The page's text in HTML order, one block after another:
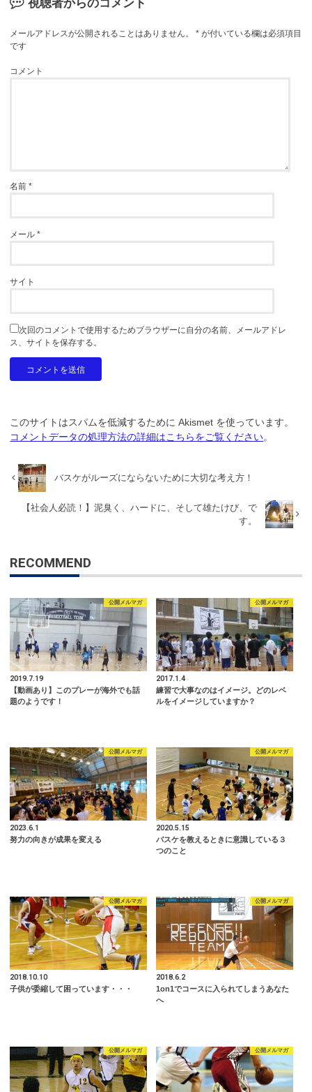
メールアドレスが公開されることはありません。 * が付いている欄は必須項目
です
コメント
名前*
メール*
サイト
次回のコメントで使用するためブラウザーに自分の名前、メールアドレ
ス、サイトを保存する。
このサイトはスパムを低減するために Akismet を使っています。
コメントデータの処理方法の詳細はこちらをご覧ください。
バスケがルーズにならないために大切な考え方！
【社会人必読！】泥臭く、ハードに、そして雄たけび、で
す。
RECOMMEND
公開メルマガ
2019.7.19
【動画あり】このプレーが海外でも話
題のようです！
公開メルマガ
2017.1.4
練習で大事なのはイメージ。どのレベ
ルをイメージしていますか？
公開メルマガ
2023.6.1
努力の向きが成果を変える
公開メルマガ
2020.5.15
バスケを教えるときに意識している３
つのこと
公開メルマガ
2018.10.10
子供が委縮して困っています・・・
公開メルマガ
2018.6.2
1on1でコースに入られてしまうあなた
へ
公開メルマガ 公開メルマガ